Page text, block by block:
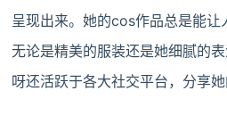
呈现出来。她的cos作品总是能让
无论是精美的服装还是她细腻的
呀还活跃于各大社交平台，分享